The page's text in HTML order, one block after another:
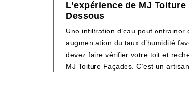
L’expérience de MJ
Dessous
Une infiltration d’eau peut
augmentation du taux d’humidité
devez faire vérifier votre toit et
MJ Toiture Façades. C’est un